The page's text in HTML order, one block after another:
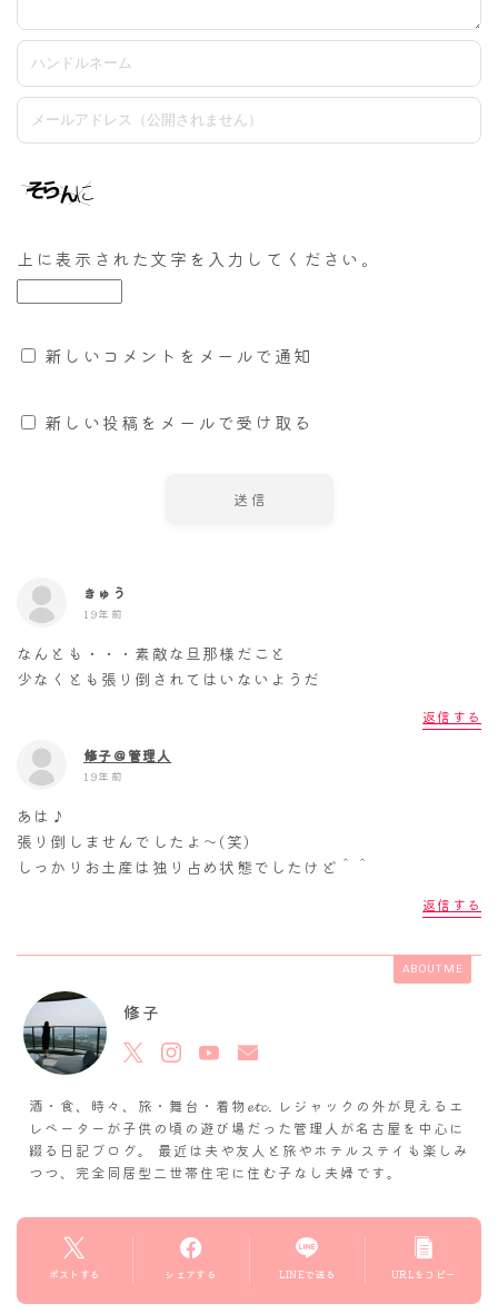
上に表示された文字を入力してください。
新しいコメントをメールで通知
新しい投稿をメールで受け取る
きゅう
19年前
なんとも・・・素敵な旦那様だこと
少なくとも張り倒されてはいないようだ
返信する
修子＠管理人
19年前
あは♪
張り倒しませんでしたよ～(笑)
しっかりお土産は独り占め状態でしたけど＾＾
返信する
ABOUT ME
修子
酒・食、時々、旅・舞台・着物𝓮𝓽𝓬. レジャックの外が見えるエ
レベーターが子供の頃の遊び場だった管理人が名古屋を中心に
綴る日記ブログ。 最近は夫や友人と旅やホテルステイも楽しみ
つつ、完全同居型二世帯住宅に住む子なし夫婦です。
ポストする シェアする LINEで送る URLをコピー